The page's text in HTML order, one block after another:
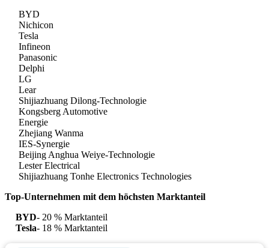
BYD
Nichicon
Tesla
Infineon
Panasonic
Delphi
LG
Lear
Shijiazhuang Dilong-Technologie
Kongsberg Automotive
Energie
Zhejiang Wanma
IES-Synergie
Beijing Anghua Weiye-Technologie
Lester Electrical
Shijiazhuang Tonhe Electronics Technologies
Top-Unternehmen mit dem höchsten Marktanteil
BYD- 20 % Marktanteil
Tesla- 18 % Marktanteil